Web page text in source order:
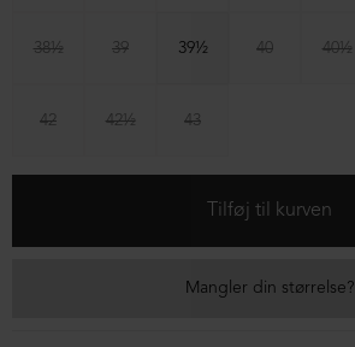
38½ 39 39½ 40 40½
42 42½ 43
Mangler din størrelse?